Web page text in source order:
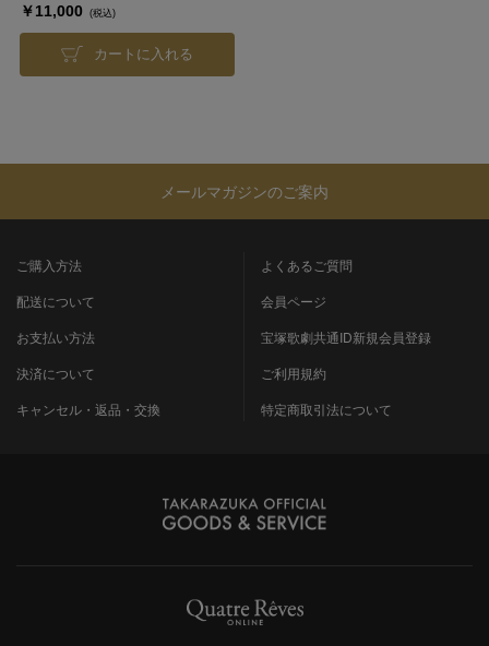
￥11,000 (税込)
カートに入れる
メールマガジンのご案内
ご購入方法
配送について
お支払い方法
決済について
キャンセル・返品・交換
よくあるご質問
会員ページ
宝塚歌劇共通ID新規会員登録
ご利用規約
特定商取引法について